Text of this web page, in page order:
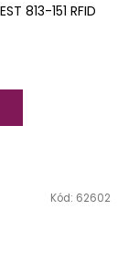
813-151 RFID
Kód: 62602